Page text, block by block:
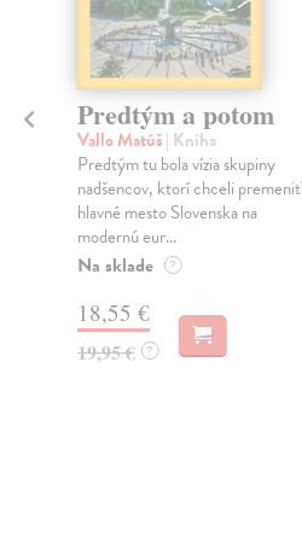
Predtým a potom
Vallo Matúš| Kniha
Predtým tu bola vízia skupiny
nadšencov, ktorí chceli premeniť
hlavné mesto Slovenska na
modernú eur...
Na sklade ?
18,55 €
19,95 € ?